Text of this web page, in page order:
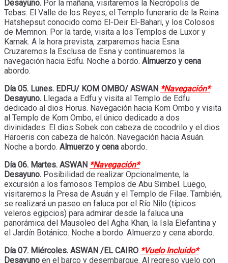
Desayuno. Por la mañana, visitaremos la Necrópolis de
Tebas: El Valle de los Reyes, el Templo funerario de la Reina
Hatshepsut conocido como El-Deir El-Bahari, y los Colosos
de Memnon. Por la tarde, visita a los Templos de Luxor y
Karnak. A la hora prevista, zarparemos hacia Esna.
Cruzaremos la Esclusa de Esna y continuaremos la
navegación hacia Edfu. Noche a bordo. Almuerzo y cena
abordo.
Día 05. Lunes. EDFU/ KOM OMBO/ ASWAN *Navegación*
Desayuno. Llegada a Edfu y visita al Templo de Edfu
dedicado al dios Horus. Navegación hacia Kom Ombo y visita
al Templo de Kom Ombo, el único dedicado a dos
divinidades: El dios Sobek con cabeza de cocodrilo y el dios
Haroeris con cabeza de halcón. Navegación hacia Asuán.
Noche a bordo. Almuerzo y cena abordo.
Día 06. Martes. ASWAN *Navegación*
Desayuno. Posibilidad de realizar Opcionalmente, la
excursión a los famosos Templos de Abu Simbel. Luego,
visitaremos la Presa de Asuán y el Templo de Filae. También,
se realizará un paseo en faluca por el Río Nilo (típicos
veleros egipcios) para admirar desde la faluca una
panorámica del Mausoleo del Agha Khan, la Isla Elefantina y
el Jardín Botánico. Noche a bordo. Almuerzo y cena abordo.
Día 07. Miércoles. ASWAN /EL CAIRO *Vuelo Incluido*
Desayuno en el barco y desembarque. Al regreso vuelo con